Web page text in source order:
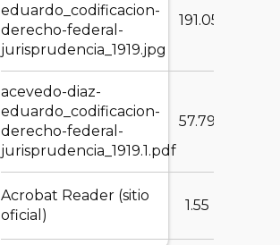
eduardo_codificacion-
derecho-federal-
jurisprudencia_1919.jpg
191.05 KB
acevedo-diaz-
eduardo_codificacion-
derecho-federal-
jurisprudencia_1919.1.pdf
57.79 MB
Acrobat Reader (sitio
oficial)
1.55 MB